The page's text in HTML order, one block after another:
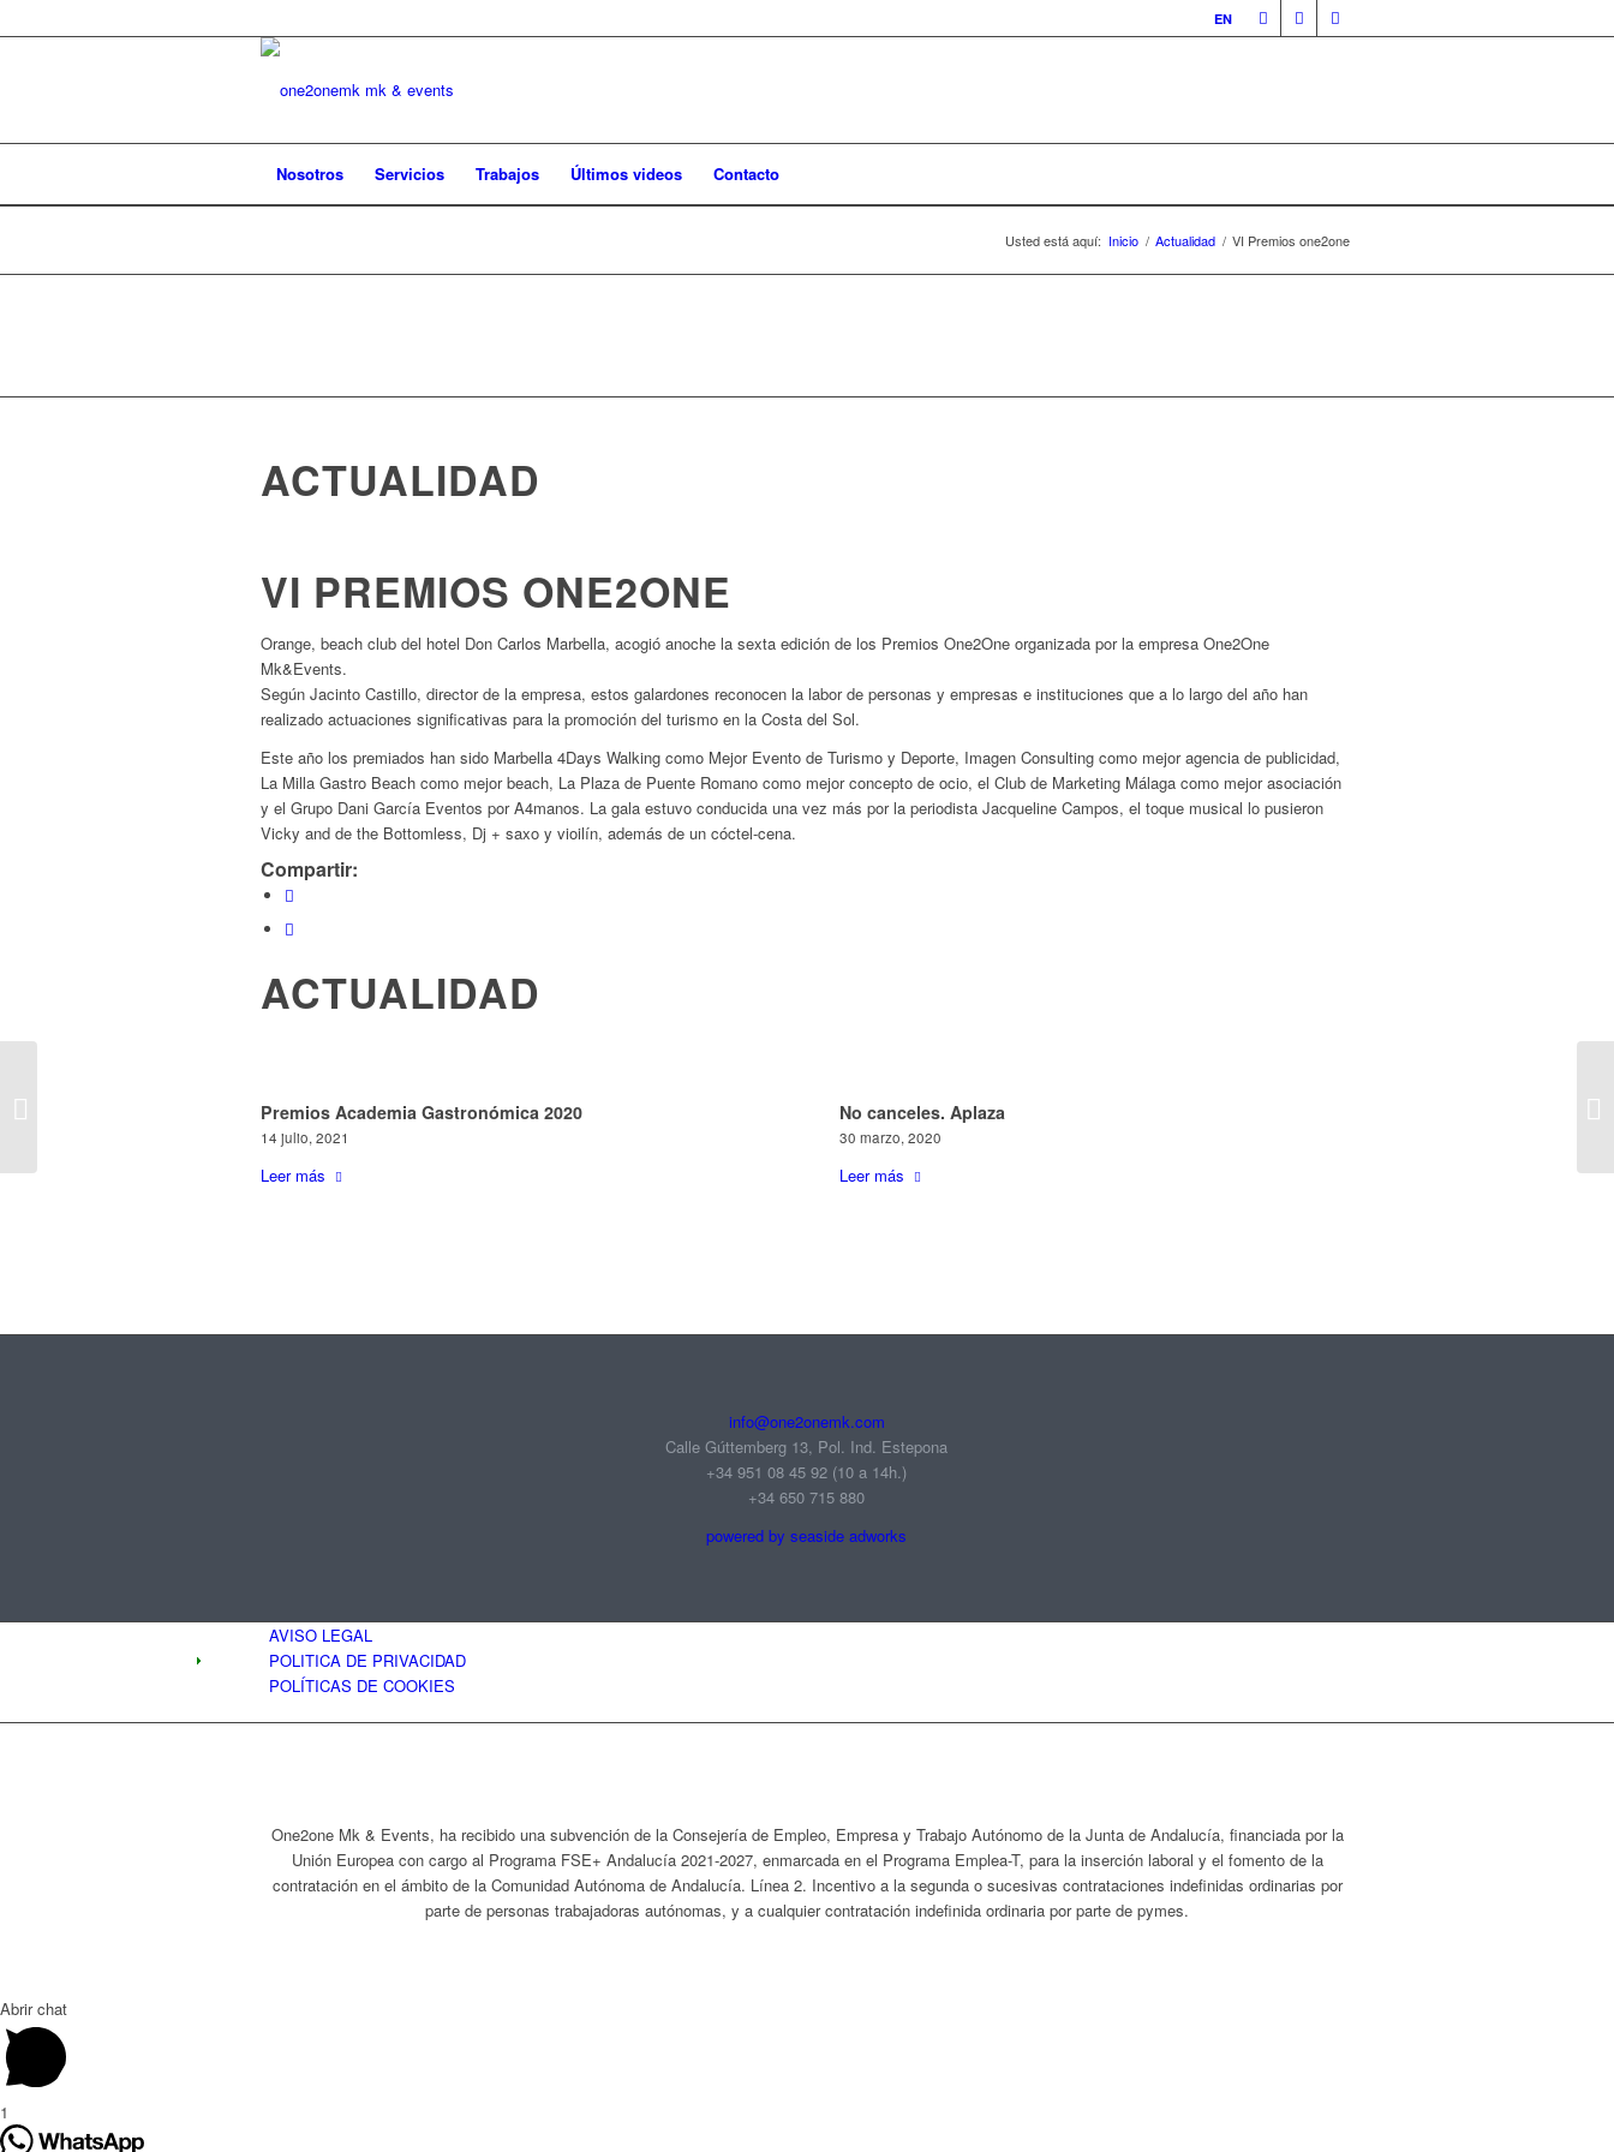
EN
Nosotros Servicios Trabajos Últimos videos Contacto
Usted está aquí: Inicio / Actualidad / VI Premios one2one
ACTUALIDAD
VI PREMIOS ONE2ONE
Orange, beach club del hotel Don Carlos Marbella, acogió anoche la sexta edición de los Premios One2One organizada por la empresa One2One
Mk&Events.
Según Jacinto Castillo, director de la empresa, estos galardones reconocen la labor de personas y empresas e instituciones que a lo largo del año han
realizado actuaciones significativas para la promoción del turismo en la Costa del Sol.
Este año los premiados han sido Marbella 4Days Walking como Mejor Evento de Turismo y Deporte, Imagen Consulting como mejor agencia de publicidad,
La Milla Gastro Beach como mejor beach, La Plaza de Puente Romano como mejor concepto de ocio, el Club de Marketing Málaga como mejor asociación
y el Grupo Dani García Eventos por A4manos. La gala estuvo conducida una vez más por la periodista Jacqueline Campos, el toque musical lo pusieron
Vicky and de the Bottomless, Dj + saxo y vioilín, además de un cóctel-cena.
Compartir:
ACTUALIDAD
Premios Academia Gastronómica 2020
14 julio, 2021
Leer más
No canceles. Aplaza
30 marzo, 2020
Leer más
info@one2onemk.com
Calle Gúttemberg 13, Pol. Ind. Estepona
+34 951 08 45 92‬ (10 a 14h.)
+34 650 715 880
powered by seaside adworks
AVISO LEGAL
POLITICA DE PRIVACIDAD
POLÍTICAS DE COOKIES
One2one Mk & Events, ha recibido una subvención de la Consejería de Empleo, Empresa y Trabajo Autónomo de la Junta de Andalucía, financiada por la
Unión Europea con cargo al Programa FSE+ Andalucía 2021-2027, enmarcada en el Programa Emplea-T, para la inserción laboral y el fomento de la
contratación en el ámbito de la Comunidad Autónoma de Andalucía. Línea 2. Incentivo a la segunda o sucesivas contrataciones indefinidas ordinarias por
parte de personas trabajadoras autónomas, y a cualquier contratación indefinida ordinaria por parte de pymes.
Abrir chat
1